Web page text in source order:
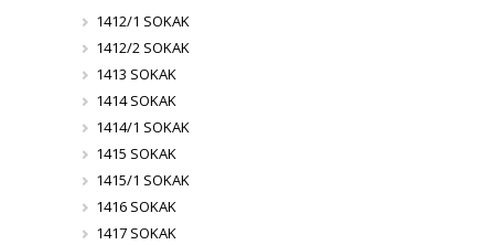
1412/1 SOKAK
1412/2 SOKAK
1413 SOKAK
1414 SOKAK
1414/1 SOKAK
1415 SOKAK
1415/1 SOKAK
1416 SOKAK
1417 SOKAK